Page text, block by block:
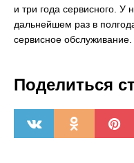
и три года сервисного. У
дальнейшем раз в
сервисное обслуживание.
Поделиться